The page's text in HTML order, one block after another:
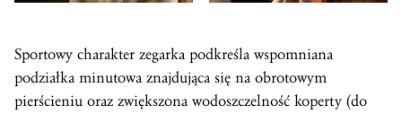
Sportowy charakter zegarka podkreśla wspomniana
podziałka minutowa znajdująca się na obrotowym
pierścieniu oraz zwiększona wodoszczelność koperty (do